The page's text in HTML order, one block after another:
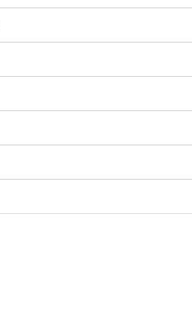
ム-開催のお知らせ
ランス問題への心理社会的支援の
度）
会年次大会・プレセミナー